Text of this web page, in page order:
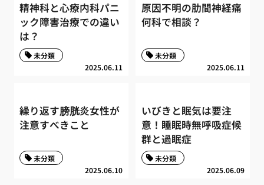
精神科と心療内科パニ
ック障害治療での違い
は？
2025.06.11
未分類
原因不明の肋間神経痛
何科で相談？
2025.06.11
未分類
繰り返す膀胱炎女性が
注意すべきこと
2025.06.10
未分類
いびきと眠気は要注
意！睡眠時無呼吸症候
群と過眠症
2025.06.09
未分類